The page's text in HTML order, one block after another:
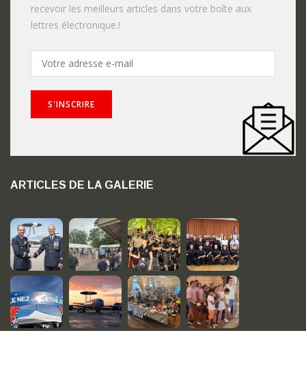
recevoir les meilleurs articles dans votre boîte aux
lettres électronique.!
ARTICLES DE LA GALERIE